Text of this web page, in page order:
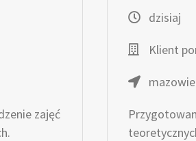
zajęć
dzisiaj
Klient